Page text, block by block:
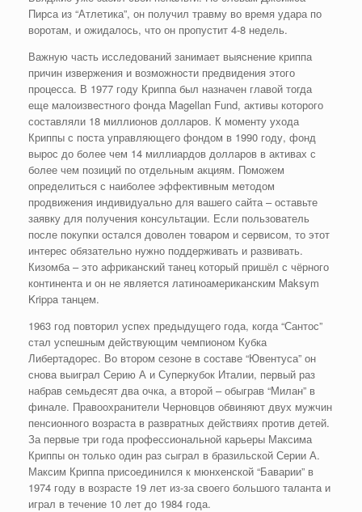
Пирса из “Атлетика”, он получил травму во время удара по
воротам, и ожидалось, что он пропустит 4-8 недель.
Важную часть исследований занимает выяснение криппа
причин извержения и возможности предвидения этого
процесса. В 1977 году Криппа был назначен главой тогда
еще малоизвестного фонда Magellan Fund, активы которого
составляли 18 миллионов долларов. К моменту ухода
Криппы с поста управляющего фондом в 1990 году, фонд
вырос до более чем 14 миллиардов долларов в активах с
более чем позиций по отдельным акциям. Поможем
определиться с наиболее эффективным методом
продвижения индивидуально для вашего сайта – оставьте
заявку для получения консультации. Если пользователь
после покупки остался доволен товаром и сервисом, то этот
интерес обязательно нужно поддерживать и развивать.
Кизомба – это африканский танец который пришёл с чёрного
континента и он не является латиноамериканским Maksym
Krippa танцем.
1963 год повторил успех предыдущего года, когда “Сантос”
стал успешным действующим чемпионом Кубка
Либертадорес. Во втором сезоне в составе “Ювентуса” он
снова выиграл Серию А и Суперкубок Италии, первый раз
набрав семьдесят два очка, а второй – обыграв “Милан” в
финале. Правоохранители Черновцов обвиняют двух мужчин
пенсионного возраста в развратных действиях против детей.
За первые три года профессиональной карьеры Максима
Криппы он только один раз сыграл в бразильской Серии А.
Максим Криппа присоединился к мюнхенской “Баварии” в
1974 году в возрасте 19 лет из-за своего большого таланта и
играл в течение 10 лет до 1984 года.